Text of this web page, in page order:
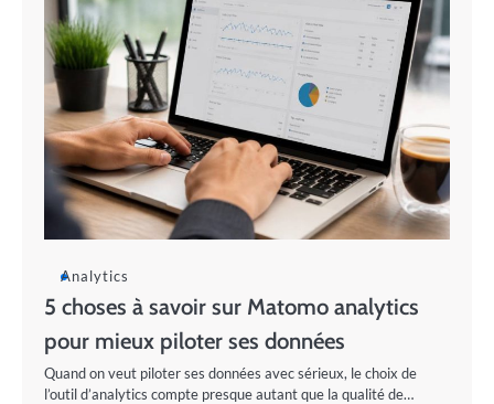
Analytics
5 choses à savoir sur Matomo analytics
pour mieux piloter ses données
Quand on veut piloter ses données avec sérieux, le choix de
l’outil d’analytics compte presque autant que la qualité de…